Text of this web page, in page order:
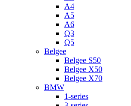
A4
A5
A6
Q3
Q5
Belgee
Belgee S50
Belgee X50
Belgee X70
BMW
1-series